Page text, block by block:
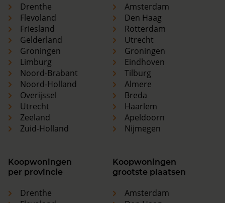
Drenthe
Flevoland
Friesland
Gelderland
Groningen
Limburg
Noord-Brabant
Noord-Holland
Overijssel
Utrecht
Zeeland
Zuid-Holland
Amsterdam
Den Haag
Rotterdam
Utrecht
Groningen
Eindhoven
Tilburg
Almere
Breda
Haarlem
Apeldoorn
Nijmegen
Koopwoningen
per provincie
Drenthe
Koopwoningen
grootste plaatsen
Amsterdam